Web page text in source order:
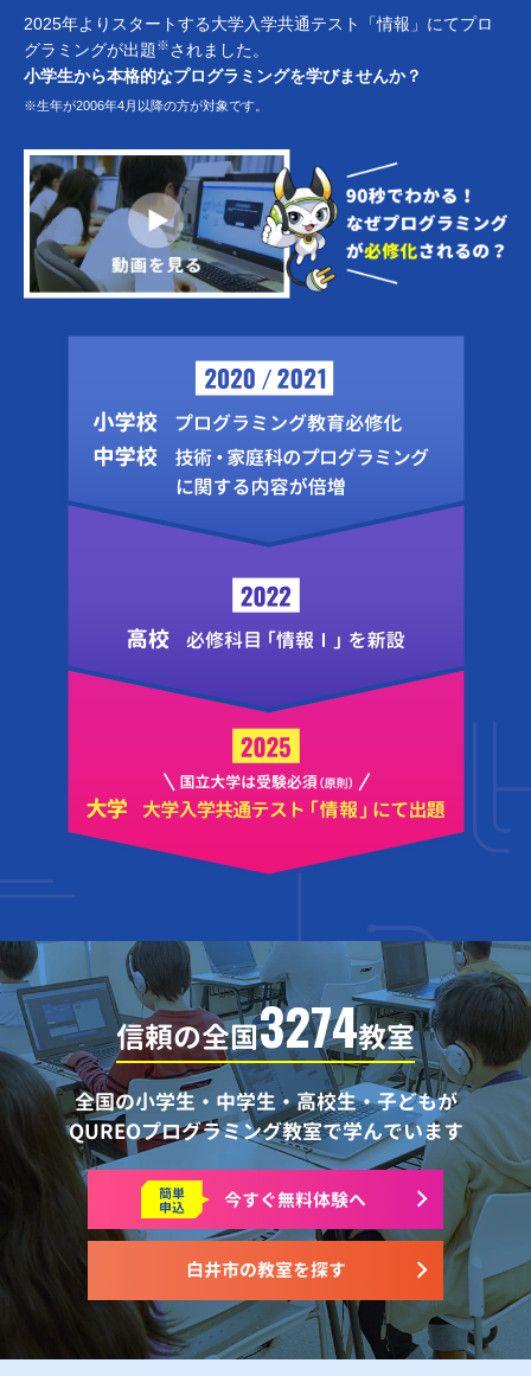
2025年よりスタートする大学入学共通テスト「情報」にてプロ
グラミングが出題※されました。
小学生から本格的なプログラミングを学びませんか？
※生年が2006年4月以降の方が対象です。
信頼の全国3274教室
全国の小学生・中学生・高校生・子どもが
QUREOプログラミング教室で学んでいます
白井市の教室を探す
簡単
申込 今すぐ無料体験へ